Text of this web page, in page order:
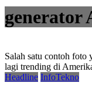
generator
Salah satu contoh foto
lagi trending di
Headline InfoTekno